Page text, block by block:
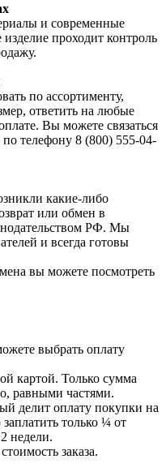
и современные
проходит контроль
по ассортименту,
ответить на любые
Вы можете связаться
телефону 8 (800) 555-04-
какие-либо
или обмен в
РФ. Мы
и всегда готовы
вы можете посмотреть
выбрать оплату
картой. Только сумма
равными частями.
делит оплату покупки на
только ¼ от
недели.
заказа.